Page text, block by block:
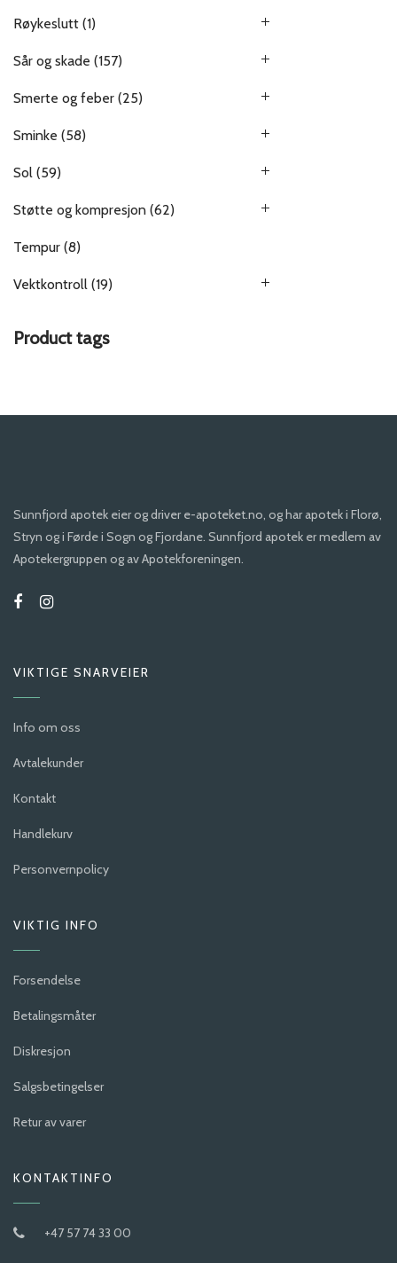
Røykeslutt (1)
Sår og skade (157)
Smerte og feber (25)
Sminke (58)
Sol (59)
Støtte og kompresjon (62)
Tempur (8)
Vektkontroll (19)
Product tags
Sunnfjord apotek eier og driver e-apoteket.no, og har apotek i Florø,
Stryn og i Førde i Sogn og Fjordane. Sunnfjord apotek er medlem av
Apotekergruppen og av Apotekforeningen.
VIKTIGE SNARVEIER
Info om oss
Avtalekunder
Kontakt
Handlekurv
Personvernpolicy
VIKTIG INFO
Forsendelse
Betalingsmåter
Diskresjon
Salgsbetingelser
Retur av varer
KONTAKTINFO
+47 57 74 33 00